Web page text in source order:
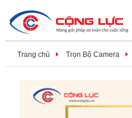
Trang chủ Trọn Bộ Camera